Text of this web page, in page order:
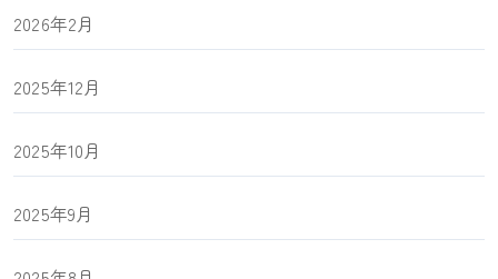
2026年2月
2025年12月
2025年10月
2025年9月